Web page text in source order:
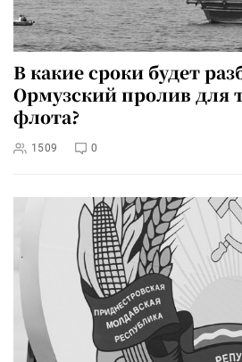
В какие сроки будет
Ормузский пролив для
флота?
1509 0